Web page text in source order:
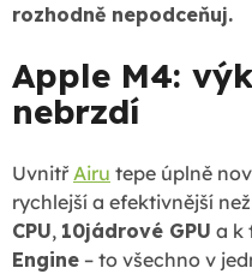
rozhodně nepodceňuj.
Apple M4:
nebrzdí
Uvnitř Airu tepe úplně
rychlejší a efektivnější
CPU, 10jádrové GPU a k
Engine – to všechno v